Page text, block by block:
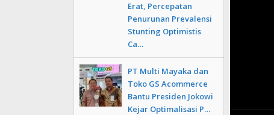
Erat, Percepatan
Penurunan Prevalensi
Stunting Optimistis
Ca…
PT Multi Mayaka dan
Toko GS Acommerce
Bantu Presiden Jokowi
Kejar Optimalisasi P…